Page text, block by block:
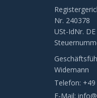
Nr. 240378
USt-IdNr.
Widemann
Telefon:
E-Mail: